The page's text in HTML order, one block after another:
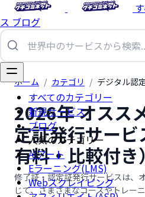
ス ブログ
すべてのカテゴリー
新規サービス
ブログ
人気のカテゴリー
AIアート
Eラーニング(LMS)
Webスクレイピング
ホーム / カテゴリ / デジタル認
2026年 オスス
定証発行サービ
有料・比較付き）
修了証・認定証発行サービスは、
じて、さまざまなコースやトレー